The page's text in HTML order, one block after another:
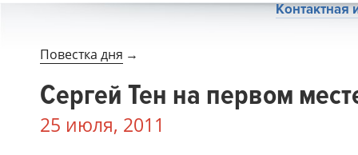
Повестка дня →
Сергей Тен на первом
25 июля, 2011